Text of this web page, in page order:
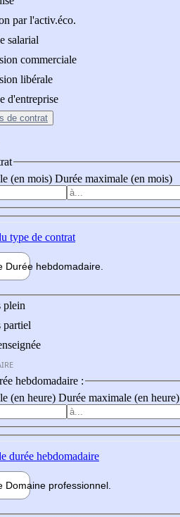
par l'activ.éco.
salarial
commerciale
libérale
d'entreprise
de contrat
(en mois) Durée maximale (en mois)
type de contrat
Durée hebdomadaire
plein
partiel
hebdomadaire :
(en heure) Durée maximale (en heure)
durée hebdomadaire
Domaine professionnel